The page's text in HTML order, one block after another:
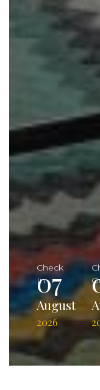
Check
In
07
August
2026